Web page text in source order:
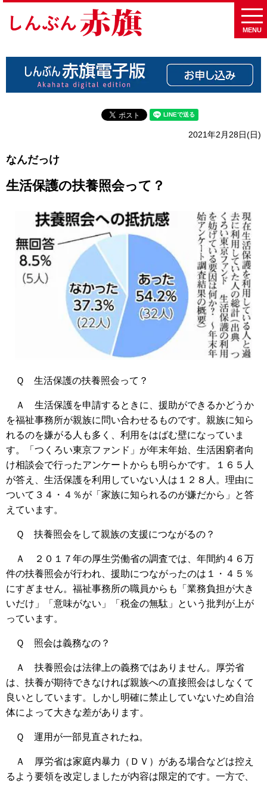
MENU
2021年2月28日(日)
なんだっけ
生活保護の扶養照会って？
Ｑ 生活保護の扶養照会って？
Ａ 生活保護を申請するときに、援助ができるかどうか
を福祉事務所が親族に問い合わせるものです。親族に知ら
れるのを嫌がる人も多く、利用をはばむ壁になっていま
す。「つくろい東京ファンド」が年末年始、生活困窮者向
け相談会で行ったアンケートからも明らかです。１６５人
が答え、生活保護を利用していない人は１２８人。理由に
ついて３４・４％が「家族に知られるのが嫌だから」と答
えています。
Ｑ 扶養照会をして親族の支援につながるの？
Ａ ２０１７年の厚生労働省の調査では、年間約４６万
件の扶養照会が行われ、援助につながったのは１・４５％
にすぎません。福祉事務所の職員からも「業務負担が大き
いだけ」「意味がない」「税金の無駄」という批判が上が
っています。
Ｑ 照会は義務なの？
Ａ 扶養照会は法律上の義務ではありません。厚労省
は、扶養が期待できなければ親族への直接照会はしなくて
良いとしています。しかし明確に禁止していないため自治
体によって大きな差があります。
Ｑ 運用が一部見直されたね。
Ａ 厚労省は家庭内暴力（ＤＶ）がある場合などは控え
るよう要領を改定しましたが内容は限定的です。一方で、